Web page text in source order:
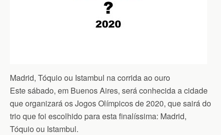
Madrid, Tóquio ou Istambul na corrida ao ouro
Este sábado, em Buenos Aires, será conhecida a cidade
que organizará os Jogos Olímpicos de 2020, que sairá do
trio que foi escolhido para esta finalíssima: Madrid,
Tóquio ou Istambul.